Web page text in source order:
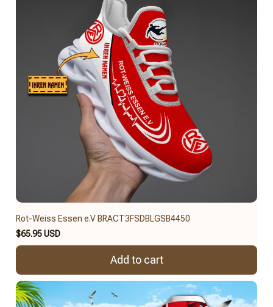
Rot-Weiss Essen e.V BRACT3FSDBLGSB4450
$65.95 USD
Add to cart